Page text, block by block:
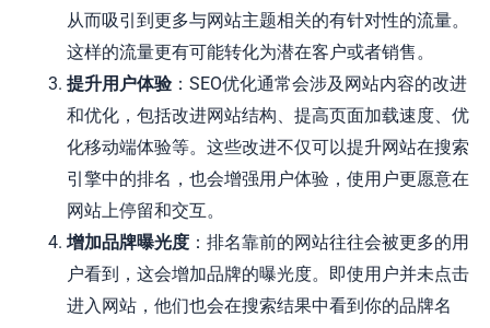
从而吸引到更多与网站主题相关的有针对性的流量。
这样的流量更有可能转化为潜在客户或者销售。
提升用户体验：SEO优化通常会涉及网站内容的改进
和优化，包括改进网站结构、提高页面加载速度、优
化移动端体验等。这些改进不仅可以提升网站在搜索
引擎中的排名，也会增强用户体验，使用户更愿意在
网站上停留和交互。
增加品牌曝光度 ：排名靠前的网站往往会被更多的用
户看到，这会增加品牌的曝光度。即使用户并未点击
进入网站，他们也会在搜索结果中看到你的品牌名